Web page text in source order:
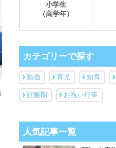
小学生
（高学年）
カテゴリーで探す
勉強 育児 知育
妊娠期 お祝い行事
人気記事一覧